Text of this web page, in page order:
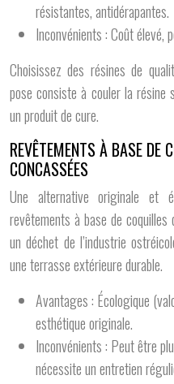
résistantes, antidérapantes.
Inconvénients : Coût élevé,
Choisissez des résines de
pose consiste à couler la résine
un produit de cure.
REVÊTEMENTS À BASE DE
CONCASSÉES
Une alternative originale et
revêtements à base de coquilles
un déchet de l’industrie
une terrasse extérieure durable.
Avantages : Écologique
esthétique originale.
Inconvénients : Peut être
nécessite un entretien